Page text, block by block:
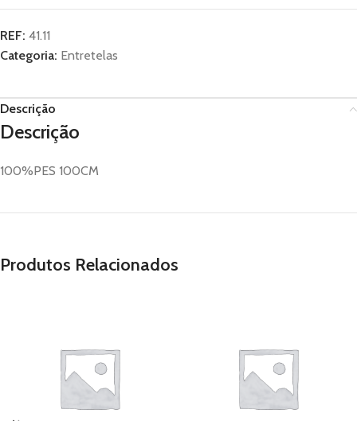
REF: 41.11
Categoria: Entretelas
Descrição
Descrição
100%PES 100CM
Produtos Relacionados